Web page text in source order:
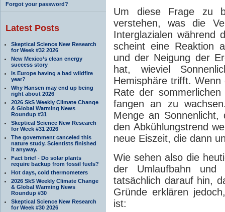
Forgot your password?
Latest Posts
Skeptical Science New Research
for Week #32 2026
New Mexico’s clean energy
success story
Is Europe having a bad wildfire
year?
Why Hansen may end up being
right about 2026
2026 SkS Weekly Climate Change
& Global Warming News
Roundup #31
Skeptical Science New Research
for Week #31 2026
The government canceled this
nature study. Scientists finished
it anyway.
Fact brief - Do solar plants
require backup from fossil fuels?
Hot days, cold thermometers
2026 SkS Weekly Climate Change
& Global Warming News
Roundup #30
Skeptical Science New Research
for Week #30 2026
Um diese Frage zu
verstehen, was die
Interglazialen während
scheint eine Reaktion
und der Neigung der
hat, wieviel
Hemisphäre trifft.
Rate der
fangen an zu
Menge an
den Abkühlungstrend
neue Eiszeit, die dann
Wie sehen also die
der Umlaufbahn und
tatsächlich darauf hin,
Gründe erklären
ist: